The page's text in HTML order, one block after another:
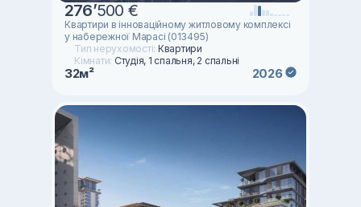
276’500 €
Квартири в інноваційному житловому комплексі
у набережної Марасі (013495)
Тип нерухомості: Квартири
Кімнати: Студія, 1 спальня, 2 спальні
32м² 2026